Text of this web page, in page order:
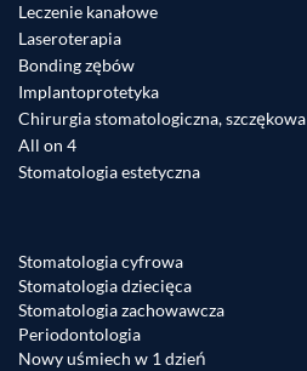
Leczenie kanałowe
Laseroterapia
Bonding zębów
Implantoprotetyka
Chirurgia stomatologiczna, szczękowa
All on 4
Stomatologia estetyczna
Stomatologia cyfrowa
Stomatologia dziecięca
Stomatologia zachowawcza
Periodontologia
Nowy uśmiech w 1 dzień